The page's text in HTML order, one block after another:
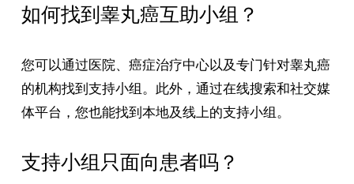
如何找到睾丸癌互助小组？
您可以通过医院、癌症治疗中心以及专门针对睾丸癌
的机构找到支持小组。此外，通过在线搜索和社交媒
体平台，您也能找到本地及线上的支持小组。
支持小组只面向患者吗？